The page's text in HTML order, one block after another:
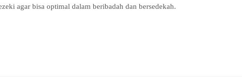
agar bisa optimal dalam beribadah dan bersedekah.